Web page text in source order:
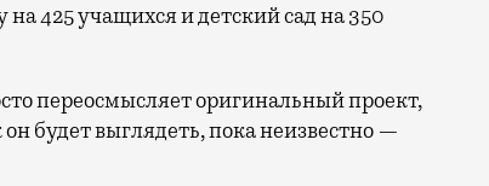
425 учащихся и детский сад на 350
переосмысляет оригинальный проект,
будет выглядеть, пока неизвестно —